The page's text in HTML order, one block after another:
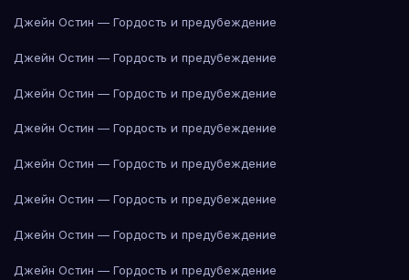
Джейн Остин — Гордость и предубеждение
Джейн Остин — Гордость и предубеждение
Джейн Остин — Гордость и предубеждение
Джейн Остин — Гордость и предубеждение
Джейн Остин — Гордость и предубеждение
Джейн Остин — Гордость и предубеждение
Джейн Остин — Гордость и предубеждение
Джейн Остин — Гордость и предубеждение